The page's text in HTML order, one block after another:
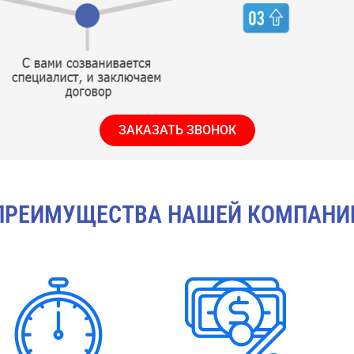
ЗАКАЗАТЬ ЗВОНОК
НАШЕЙ